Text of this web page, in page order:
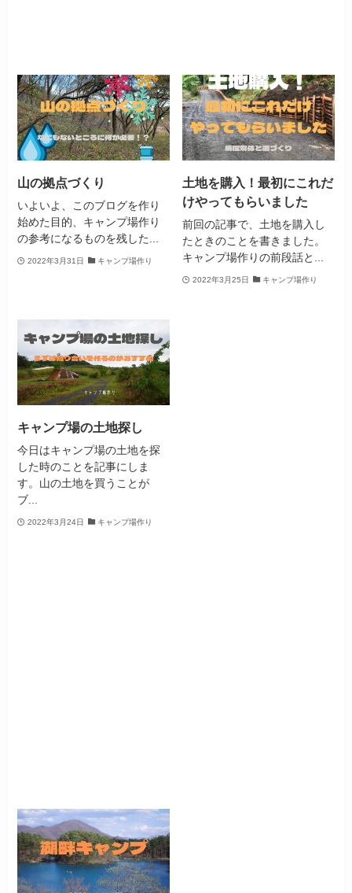
山の拠点づくり
いよいよ、このブログを作り
始めた目的、キャンプ場作り
の参考になるものを残した...
2022年3月31日 キャンプ場作り
土地を購入！最初にこれだ
けやってもらいました
前回の記事で、土地を購入し
たときのことを書きました。
キャンプ場作りの前段話と...
2022年3月25日 キャンプ場作り
キャンプ場の土地探し
今日はキャンプ場の土地を探
した時のことを記事にしま
す。山の土地を買うことが
ブ...
2022年3月24日 キャンプ場作り